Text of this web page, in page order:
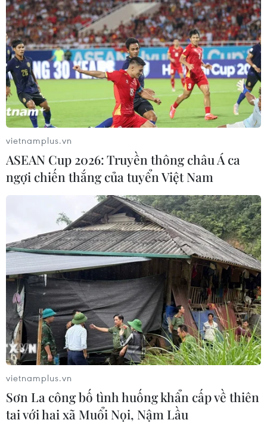
vietnamplus.vn
ASEAN Cup 2026: Truyền thông châu Á ca
ngợi chiến thắng của tuyển Việt Nam
vietnamplus.vn
Sơn La công bố tình huống khẩn cấp về thiên
tai với hai xã Muổi Nọi, Nậm Lầu